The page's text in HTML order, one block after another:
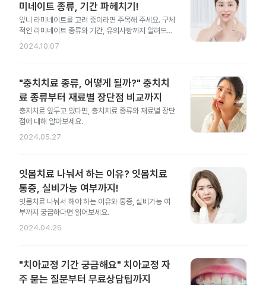
미네이트 종류, 기간 파헤치기!
앞니 라미네이트를 고려 중이라면 주목해 주세요. 구체
적인 라미네이트 종류와 기간, 유의사항까지 알려드릴
게요.
2024.10.07
"충치치료 종류, 어떻게 될까?" 충치치
료 종류부터 재료별 장단점 비교까지
충치치료 앞두고 있다면, 충치치료 종류와 재료별 장단
점에 대해 알아보세요.
2024.05.27
잇몸치료 나눠서 하는 이유? 잇몸치료
통증, 실비가능 여부까지!
잇몸치료 나눠서 해야 하는 이유와 통증, 실비가능 여
부까지 궁금하다면 읽어보세요.
2024.04.26
"치아교정 기간 궁금해요" 치아교정 자
주 묻는 질문부터 무료상담팁까지